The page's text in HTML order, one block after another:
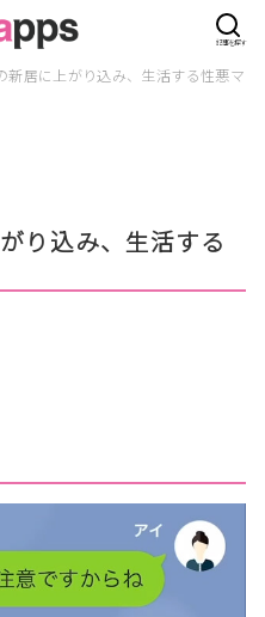
新居に上がり込み、生活する性悪ママ
り込み、生活する